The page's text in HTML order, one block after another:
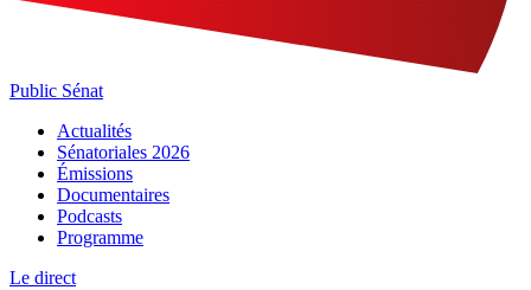
Public Sénat
Actualités
Sénatoriales 2026
Émissions
Documentaires
Podcasts
Programme
Le direct